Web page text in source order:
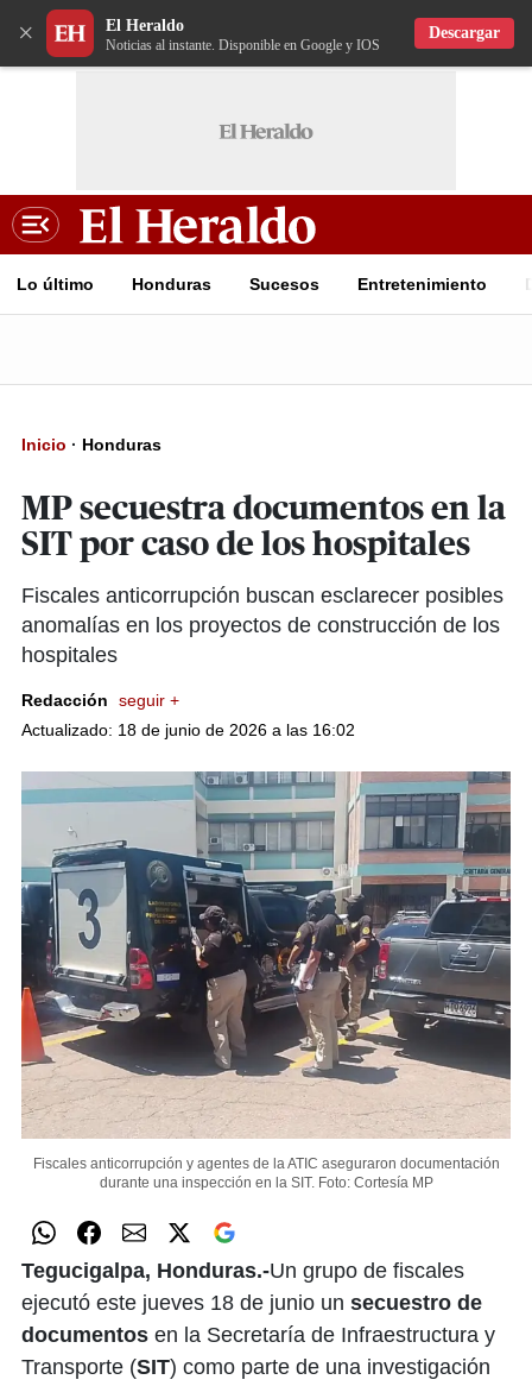
× El Heraldo
Noticias al instante. Disponible en Google y IOS
Descargar
Lo último Honduras Sucesos Entretenimiento
Inicio · Honduras
MP secuestra documentos en la
SIT por caso de los hospitales
Fiscales anticorrupción buscan esclarecer posibles
anomalías en los proyectos de construcción de los
hospitales
Redacción
seguir +
Actualizado: 18 de junio de 2026 a las 16:02
Fiscales anticorrupción y agentes de la ATIC aseguraron documentación
durante una inspección en la SIT. Foto: Cortesía MP
Tegucigalpa, Honduras.-Un grupo de fiscales
ejecutó este jueves 18 de junio un secuestro de
documentos en la Secretaría de Infraestructura y
Transporte (SIT) como parte de una investigación